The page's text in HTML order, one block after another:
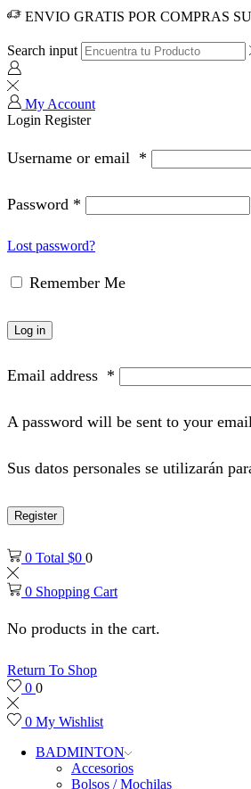
ENVIO GRATIS POR COMPRAS
Search input
My Account
Login Register
Username or email *
Password *
Lost password?
Remember Me
Log in
Email address *
A password will be sent to your
Sus datos personales se utilizarán
Register
0 Total $0 0
0 Shopping Cart
No products in the cart.
Return To Shop
0 0
0 My Wishlist
BADMINTON
Accesorios
Bolsos / Mochilas